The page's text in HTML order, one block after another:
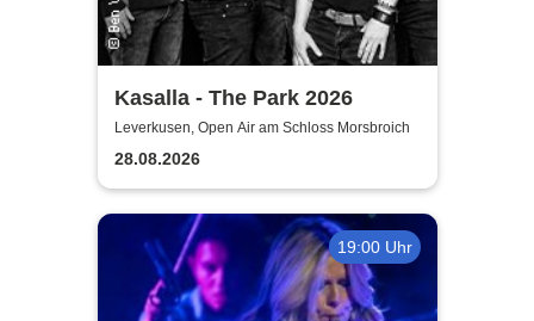
Kasalla - The Park 2026
Leverkusen, Open Air am Schloss Morsbroich
28.08.2026
19:00 Uhr